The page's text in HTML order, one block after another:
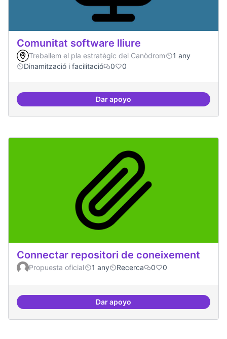
Comunitat software lliure
Treballem el pla estratègic del Canòdrom
1 any
Dinamització i facilitació
0 0
Dar apoyoComunitat software lliure
Connectar repositori de coneixement
Propuesta oficial 1 any Recerca 0 0
Dar apoyoConnectar repositori de